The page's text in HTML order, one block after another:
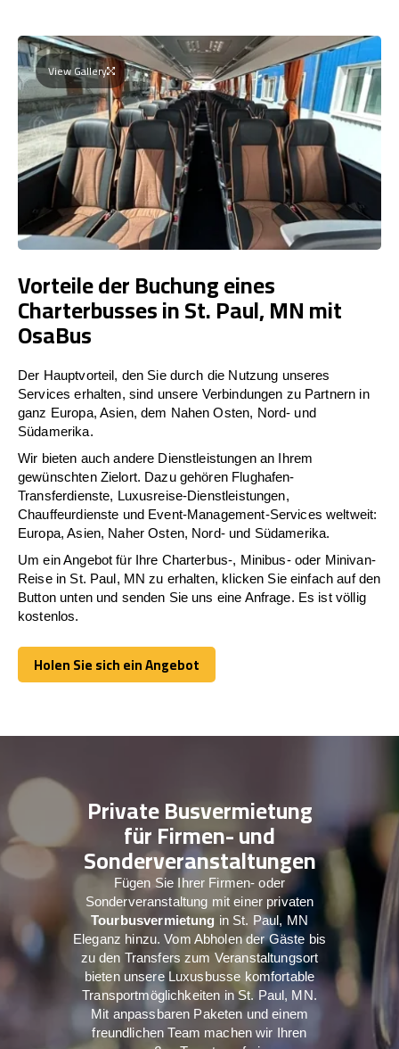
View Gallery
Vorteile der Buchung eines
Charterbusses in St. Paul, MN mit
OsaBus
Der Hauptvorteil, den Sie durch die Nutzung unseres
Services erhalten, sind unsere Verbindungen zu Partnern in
ganz Europa, Asien, dem Nahen Osten, Nord- und
Südamerika.
Wir bieten auch andere Dienstleistungen an Ihrem
gewünschten Zielort. Dazu gehören Flughafen-
Transferdienste, Luxusreise-Dienstleistungen,
Chauffeurdienste und Event-Management-Services weltweit:
Europa, Asien, Naher Osten, Nord- und Südamerika.
Um ein Angebot für Ihre Charterbus-, Minibus- oder Minivan-
Reise in St. Paul, MN zu erhalten, klicken Sie einfach auf den
Button unten und senden Sie uns eine Anfrage. Es ist völlig
kostenlos.
Holen Sie sich ein Angebot
Holen Sie sich ein Angebot
Private Busvermietung
für Firmen- und
Sonderveranstaltungen
Fügen Sie Ihrer Firmen- oder
Sonderveranstaltung mit einer privaten
Tourbusvermietung in St. Paul, MN
Eleganz hinzu. Vom Abholen der Gäste bis
zu den Transfers zum Veranstaltungsort
bieten unsere Luxusbusse komfortable
Transportmöglichkeiten in St. Paul, MN.
Mit anpassbaren Paketen und einem
freundlichen Team machen wir Ihren